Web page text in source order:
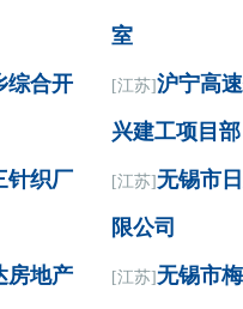
室
综合开
[江苏]沪宁高
兴建工项目部
针织厂 [江苏]无锡市
限公司
房地产
[江苏]无锡市